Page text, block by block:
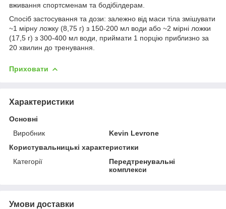
вживання спортсменам та бодібілдерам.
Спосіб застосування та дози: залежно від маси тіла змішувати
~1 мірну ложку (8,75 г) з 150-200 мл води або ~2 мірні ложки
(17,5 г) з 300-400 мл води, приймати 1 порцію приблизно за
20 хвилин до тренування.
Приховати
Характеристики
Основні
Виробник
Kevin Levrone
Користувальницькі характеристики
Категорії
Передтренувальні
комплекси
Умови доставки